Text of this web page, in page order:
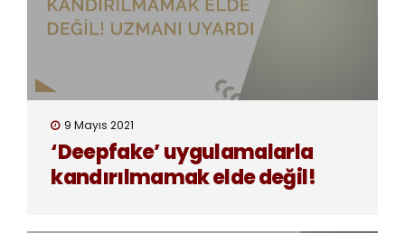
9 Mayıs 2021
‘Deepfake’ uygulamalarla
kandırılmamak elde değil!